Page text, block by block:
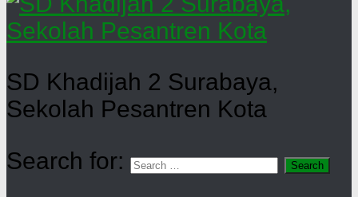
SD Khadijah 2 Surabaya,
Sekolah Pesantren Kota
Search for: